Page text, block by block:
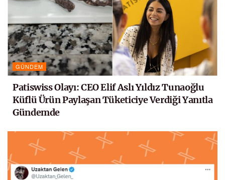
GÜNDEM
Patiswiss Olayı: CEO Elif Aslı Yıldız Tunaoğlu
Küflü Ürün Paylaşan Tüketiciye Verdiği Yanıtla
Gündemde